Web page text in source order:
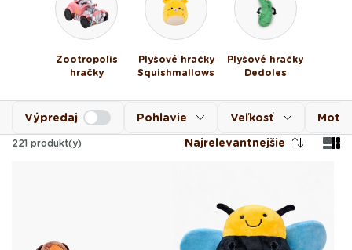
Zootropolis
hračky
Plyšové hračky
Squishmallows
Plyšové hračky
Dedoles
Pohlavie Veľkosť Motív
Výpredaj
221 produkt(y) Najrelevantnejšie